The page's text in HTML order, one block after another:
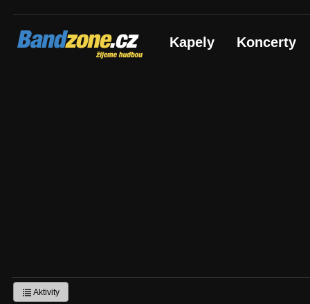
Bandzone.cz
žijeme hudbou Kapely Koncerty
Aktivity